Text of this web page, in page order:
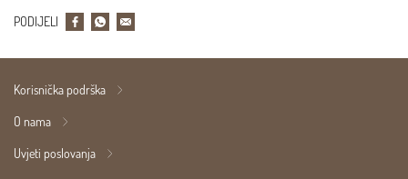
PODIJELI
Korisnička podrška
O nama
Uvjeti poslovanja